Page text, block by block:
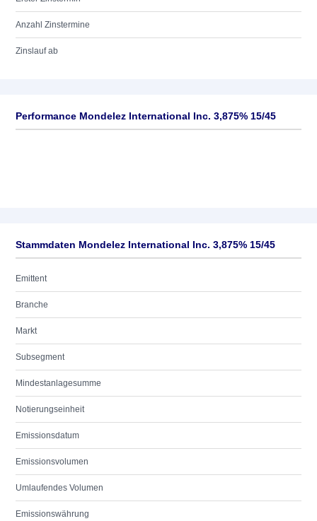
Anzahl Zinstermine
Zinslauf ab
Performance Mondelez International Inc. 3,875% 15/45
Stammdaten Mondelez International Inc. 3,875% 15/45
Emittent
Branche
Markt
Subsegment
Mindestanlagesumme
Notierungseinheit
Emissionsdatum
Emissionsvolumen
Umlaufendes Volumen
Emissionswährung